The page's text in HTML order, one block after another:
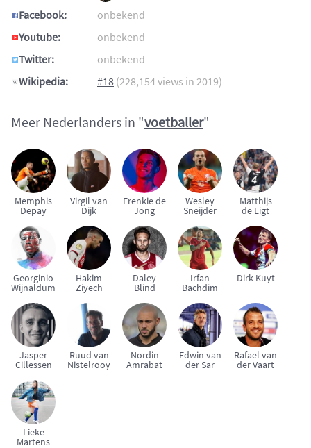
Facebook:
onbekend
Youtube:
onbekend
Twitter:
onbekend
Wikipedia:
#18 (228,154 views in 2019)
Meer Nederlanders in "voetballer"
Memphis
Depay
Virgil van
Dijk
Frenkie de
Jong
Wesley
Sneijder
Matthijs
de Ligt
Georginio
Wijnaldum
Hakim
Ziyech
Daley
Blind
Irfan
Bachdim
Dirk Kuyt
Jasper
Cillessen
Ruud van
Nistelrooy
Nordin
Amrabat
Edwin van
der Sar
Rafael van
der Vaart
Lieke
Martens